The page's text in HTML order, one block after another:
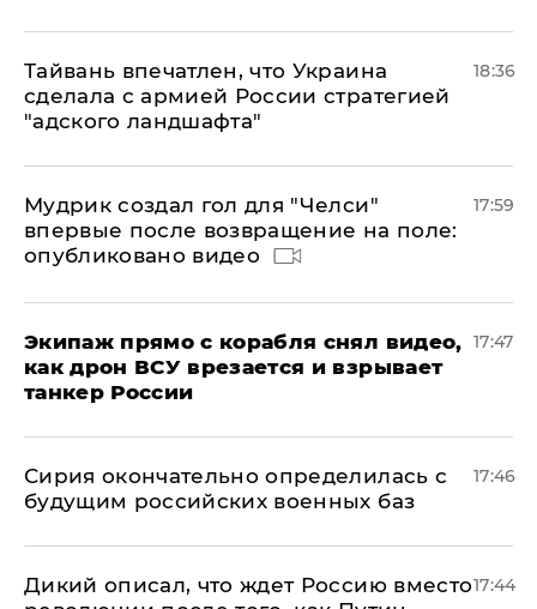
Тайвань впечатлен, что Украина
сделала с армией России стратегией
"адского ландшафта"
18:36
Мудрик создал гол для "Челси"
впервые после возвращение на поле:
опубликовано видео
17:59
Экипаж прямо с корабля снял видео,
как дрон ВСУ врезается и взрывает
танкер России
17:47
Сирия окончательно определилась с
будущим российских военных баз
17:46
Дикий описал, что ждет Россию вместо17:44